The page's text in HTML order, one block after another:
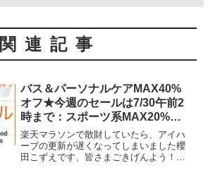
関連記事
バス＆パーソナルケアMAX40%
オフ★今週のセールは7/30午前2
時まで：スポーツ系MAX20%オ
フも
楽天マラソンで散財していたら、アイハ
ーブの更新が遅くなってしまいました櫻
田こずえです、皆さまごきげんよう！い